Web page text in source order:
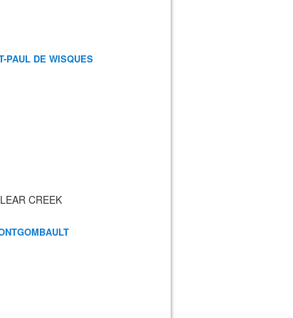
PAUL DE WISQUES
CREEK